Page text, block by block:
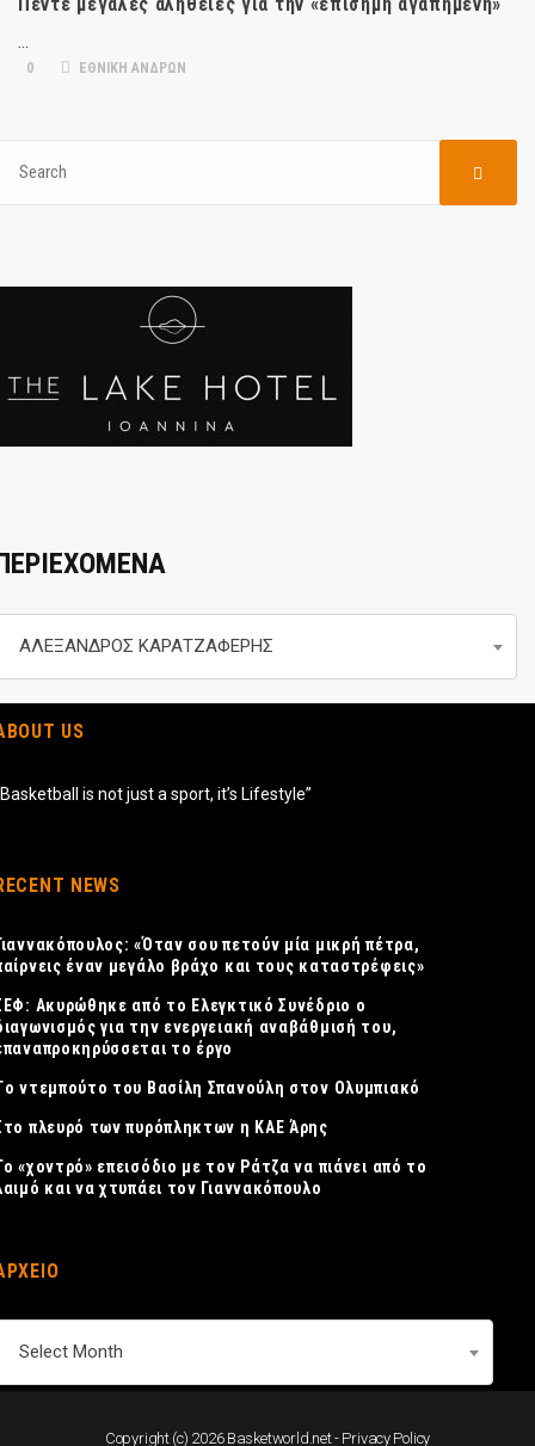
…
0 ΕΘΝΙΚΗ ΑΝΔΡΩΝ
ΑΛΕΞΑΝΔΡΟΣ ΚΑΡΑΤΖΑΦΕΡΗΣ
US
is not just a sport, it’s Lifestyle”
NEWS
«Όταν σου πετούν μία μικρή πέτρα,
έναν μεγάλο βράχο και τους καταστρέφεις»
Ακυρώθηκε από το Ελεγκτικό Συνέδριο ο
για την ενεργειακή αναβάθμισή του,
το έργο
ντεμπούτο του Βασίλη Σπανούλη στον Ολυμπιακό
πλευρό των πυρόπληκτων η ΚΑΕ Άρης
«χοντρό» επεισόδιο με τον Ράτζα να πιάνει από το
και να χτυπάει τον Γιαννακόπουλο
Select Month
Copyright (c) 2026 Basketworld.net - Privacy Policy